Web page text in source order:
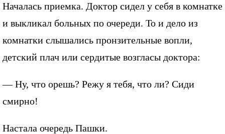
Началась приемка. Доктор сидел у себя в комнатке
и выкликал больных по очереди. То и дело из
комнатки слышались пронзительные вопли,
детский плач или сердитые возгласы доктора:
— Ну, что орешь? Режу я тебя, что ли? Сиди
смирно!
Настала очередь Пашки.